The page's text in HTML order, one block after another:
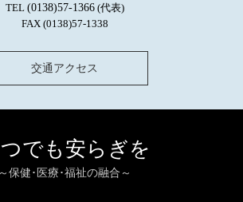
TEL (0138)57-1366 (代表)
FAX (0138)57-1338
交通アクセス
でも安らぎを
～保健･医療･福祉の融合～